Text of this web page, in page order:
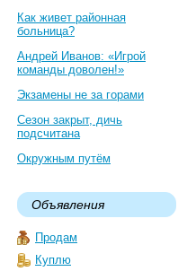
Как живет районная
больница?
Андрей Иванов: «Игрой
команды доволен!»
Экзамены не за горами
Сезон закрыт, дичь
подсчитана
Окружным путём
Объявления
Продам
Куплю